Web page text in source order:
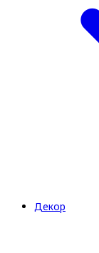
Декор